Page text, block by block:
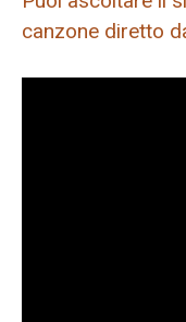
canzone diretto